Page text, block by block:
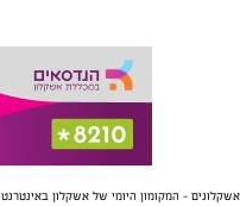
אשקלונים - המקומון היומי של אשקלון באינטרנט